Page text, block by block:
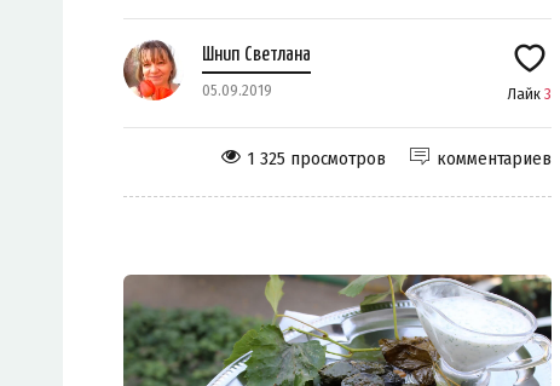
Шнип Светлана
05.09.2019 Лайк 3
комментариев
1 325 просмотров